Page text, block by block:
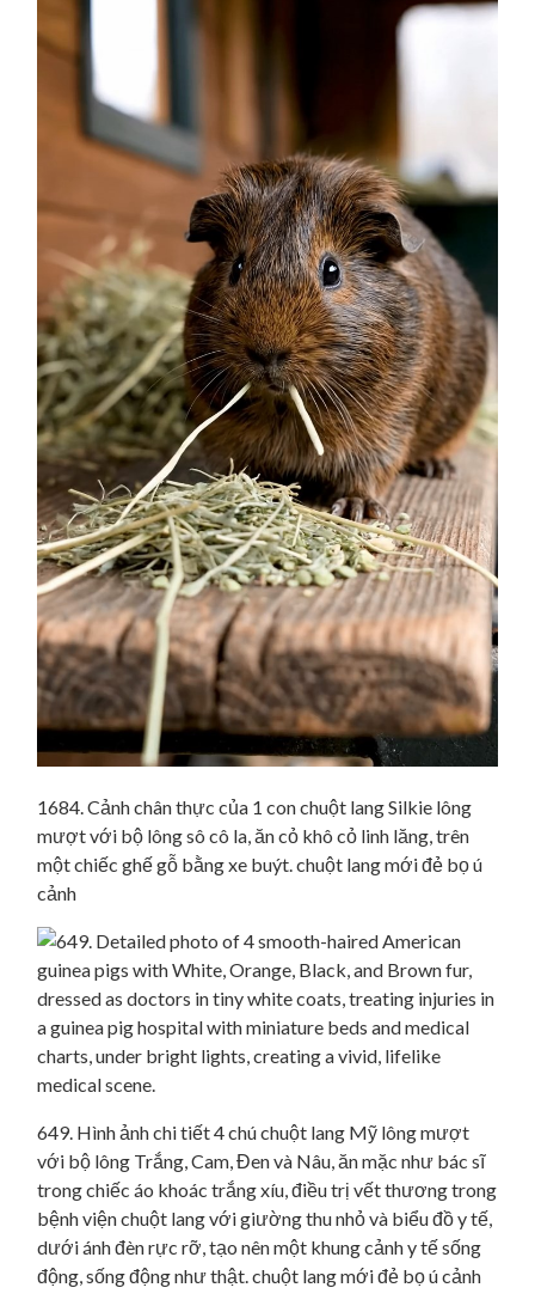
1684. Cảnh chân thực của 1 con chuột lang Silkie lông
mượt với bộ lông sô cô la, ăn cỏ khô cỏ linh lăng, trên
một chiếc ghế gỗ bằng xe buýt. chuột lang mới đẻ bọ ú
cảnh
649. Hình ảnh chi tiết 4 chú chuột lang Mỹ lông mượt
với bộ lông Trắng, Cam, Đen và Nâu, ăn mặc như bác sĩ
trong chiếc áo khoác trắng xíu, điều trị vết thương trong
bệnh viện chuột lang với giường thu nhỏ và biểu đồ y tế,
dưới ánh đèn rực rỡ, tạo nên một khung cảnh y tế sống
động, sống động như thật. chuột lang mới đẻ bọ ú cảnh